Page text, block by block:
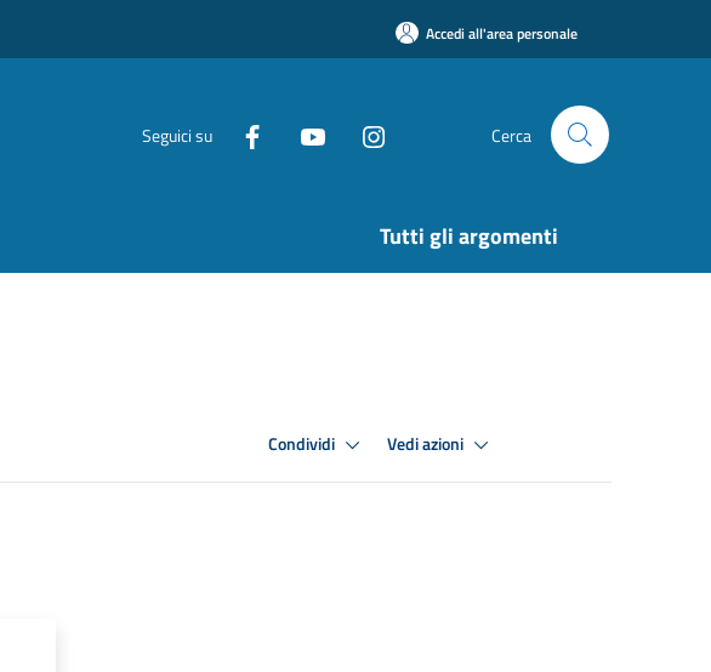
Accedi all'area personale
Seguici su Cerca
Tutti gli argomenti
Condividi Vedi azioni